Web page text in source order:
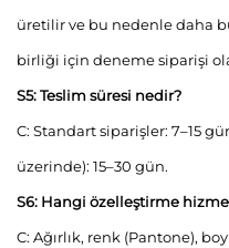
üretilir ve bu nedenle daha
birliği için deneme siparişi
S5: Teslim süresi nedir?
C: Standart siparişler: 7–15
üzerinde): 15–30 gün.
S6: Hangi özelleştirme
C: Ağırlık, renk (Pantone),